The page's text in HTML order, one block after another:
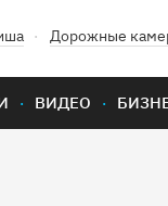
Дорожные
ВИДЕО